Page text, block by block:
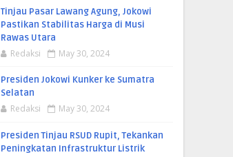
Tinjau Pasar Lawang Agung, Jokowi
Pastikan Stabilitas Harga di Musi
Rawas Utara
Redaksi May 30, 2024
Presiden Jokowi Kunker ke Sumatra
Selatan
Redaksi May 30, 2024
Presiden Tinjau RSUD Rupit, Tekankan
Peningkatan Infrastruktur Listrik